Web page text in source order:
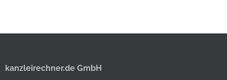
kanzleirechner.de GmbH